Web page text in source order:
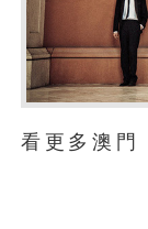
看更多澳門